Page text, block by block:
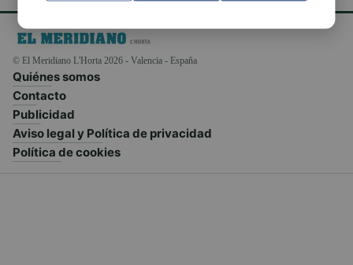
© El Meridiano L'Horta 2026 - Valencia - España
Quiénes somos
Contacto
Publicidad
Aviso legal y Política de privacidad
Política de cookies